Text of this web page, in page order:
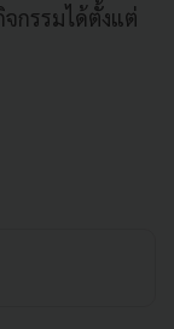
กรรมได้ตั้งแต่